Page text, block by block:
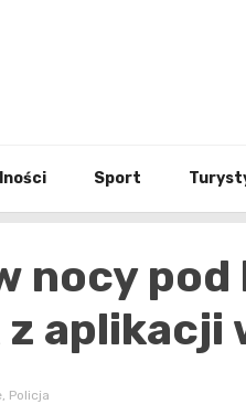
Sport
nocy
aplikacji
, Policja